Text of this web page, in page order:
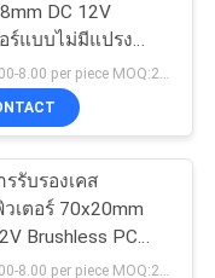
แปรง
1
DC 12V
ร์แบบไม่มีแปรง
USD1.00-8.00 per piece MOQ:2,000 ชิ้น
รรับรองเคส
เตอร์ 70x20mm
Brushless PC